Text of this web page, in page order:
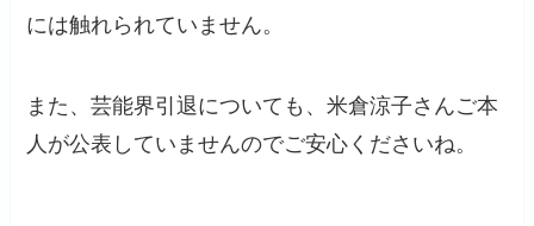
には触れられていません。
また、芸能界引退についても、米倉涼子さんご本
人が公表していませんのでご安心くださいね。